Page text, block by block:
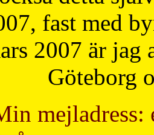
fast med
2007 är
Göteborg
mejladress: